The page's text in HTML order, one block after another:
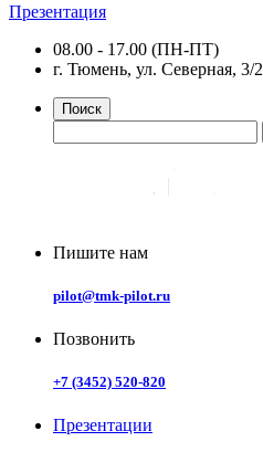
Презентация
08.00 - 17.00 (ПН-ПТ)
г. Тюмень, ул. Северная, 3/2
Поиск
Пишите нам
pilot@tmk-pilot.ru
Позвонить
+7 (3452) 520-820
Презентации